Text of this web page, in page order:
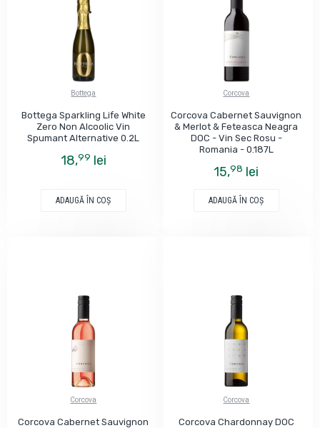
Bottega
Bottega Sparkling Life White
Zero Non Alcoolic Vin
Spumant Alternative 0.2L
18,99 lei
ADAUGĂ ÎN COŞ
Corcova
Corcova Cabernet Sauvignon
& Merlot & Feteasca Neagra
DOC - Vin Sec Rosu -
Romania - 0.187L
15,98 lei
ADAUGĂ ÎN COŞ
Corcova
Corcova Cabernet Sauvignon
Corcova
Corcova Chardonnay DOC